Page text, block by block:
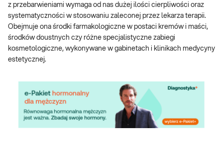
z przebarwieniami wymaga od nas dużej ilości cierpliwości oraz
systematyczności w stosowaniu zaleconej przez lekarza terapii.
Obejmuje ona środki farmakologiczne w postaci kremów i maści,
środków doustnych czy różne specjalistyczne zabiegi
kosmetologiczne, wykonywane w gabinetach i klinikach medycyny
estetycznej.